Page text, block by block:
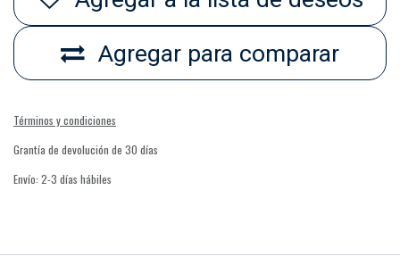
Agregar para comparar
Términos y condiciones
Grantía de devolución de 30 días
Envío: 2-3 días hábiles